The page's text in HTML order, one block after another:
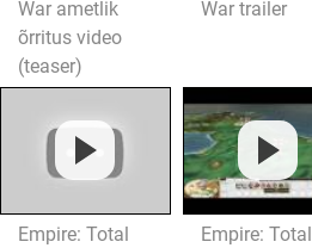
War ametlik
õrritus video
(teaser)
War trailer
Empire: Total
Empire: Total